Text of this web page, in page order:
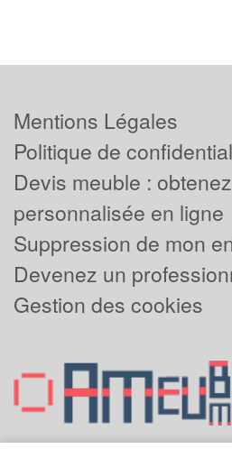
Mentions Légales
Politique de
Devis meuble :
personnalisée en ligne
Suppression de mon
Devenez un
Gestion des cookies